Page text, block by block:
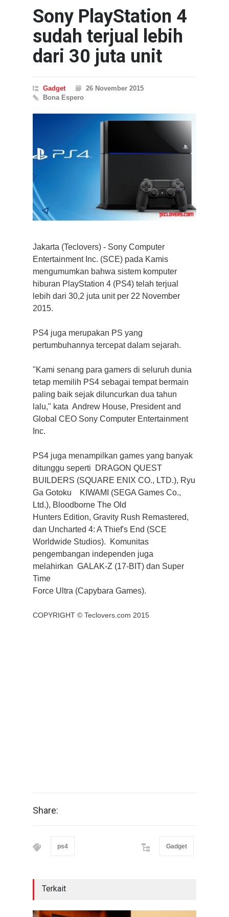
Sony PlayStation 4
sudah terjual lebih
dari 30 juta unit
Gadget
26 November 2015
Bona Espero
Jakarta (Teclovers) - Sony Computer
Entertainment Inc. (SCE) pada Kamis
mengumumkan bahwa sistem komputer
hiburan PlayStation 4 (PS4) telah terjual
lebih dari 30,2 juta unit per 22 November
2015.
PS4 juga merupakan PS yang
pertumbuhannya tercepat dalam sejarah.
"Kami senang para gamers di seluruh dunia
tetap memilih PS4 sebagai tempat bermain
paling baik sejak diluncurkan dua tahun
lalu," kata Andrew House, President and
Global CEO Sony Computer Entertainment
Inc.
PS4 juga menampilkan games yang banyak
ditunggu seperti DRAGON QUEST
BUILDERS (SQUARE ENIX CO., LTD.), Ryu
Ga Gotoku KIWAMI (SEGA Games Co.,
Ltd.), Bloodborne The Old
Hunters Edition, Gravity Rush Remastered,
dan Uncharted 4: A Thief's End (SCE
Worldwide Studios). Komunitas
pengembangan independen juga
melahirkan GALAK-Z (17-BIT) dan Super
Time
Force Ultra (Capybara Games).
COPYRIGHT © Teclovers.com 2015
Share:
ps4 Gadget
Terkait